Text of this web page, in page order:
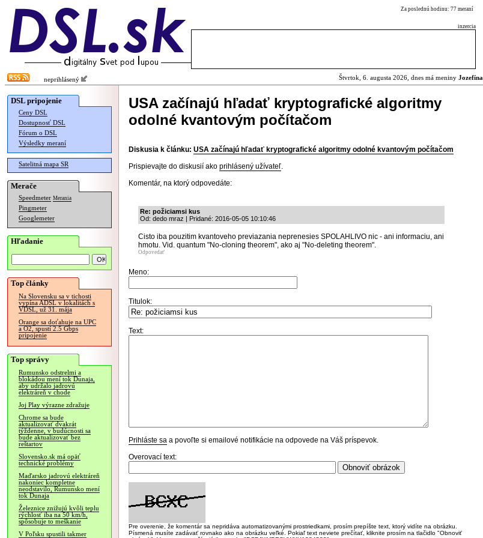
Za poslednú hodinu: 77 meraní
inzercia
neprihlásený Štvrtok, 6. augusta 2026, dnes má meniny Jozefína
DSL pripojenie
Ceny DSL
Dostupnosť DSL
Fórum o DSL
Výsledky meraní
Satelitná mapa SR
Merače
Speedmeter Merania
Pingmeter
Googlemeter
Hľadanie
Top články
Na Slovensku sa v tichosti
vypína ADSL v lokalitách s
VDSL, už 31. mája
Orange sa doťahuje na UPC
a O2, spustí 2.5 Gbps
pripojenie
Top správy
Rumunsko odstrelmi a
blokádou mení tok Dunaja,
aby udržalo jadrovú
elektráreň v chode
Joj Play výrazne zdražuje
Chrome sa bude
aktualizovať dvakrát
týždenne, v budúcnosti sa
bude aktualizovať bez
reštartov
Slovensko.sk má opäť
technické problémy
Maďarsko jadrovú elektráreň
nakoniec kompletne
neodstavilo, Rumunsko mení
tok Dunaja
Železnice znižujú kvôli teplu
rýchlosť iba na 50 km/h,
spôsobuje to meškanie
V Poľsku spustili takmer
USA začínajú hľadať kryptografické algoritmy
odolné kvantovým počítačom
Diskusia k článku: USA začínajú hľadať kryptografické algoritmy odolné kvantovým počítačom
Prispievajte do diskusií ako prihlásený užívateľ.
Komentár, na ktorý odpovedáte:
Re: požiciamsi kus
Od: dedo mraz | Pridané: 2016-05-05 10:10:46
Cisto iba pouzitim kvantoveho previazania neprenesies SPOLAHLIVO nic - ani informaciu, ani
hmotu. Vid. quantum "No-cloning theorem", ako aj "No-deleting theorem".
Odpovedať
Meno:
Titulok:
Text:
Prihláste sa a povoľte si emailové notifikácie na odpovede na Váš príspevok.
Overovací text:
Pre overenie, že komentár sa nepridáva automatizovanými prostriedkami, prosím prepíšte text, ktorý vidíte na obrázku.
Písmená musíte zadávať rovnako ako na obrázku veľké. Pokiaľ text neviete prečítať, kliknite prosím na tlačidlo "Obnoviť